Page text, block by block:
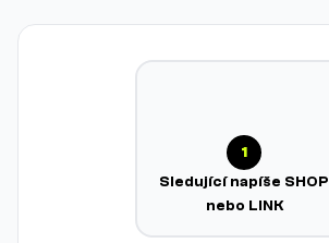
1
Sledující napíše SHOP
nebo LINK